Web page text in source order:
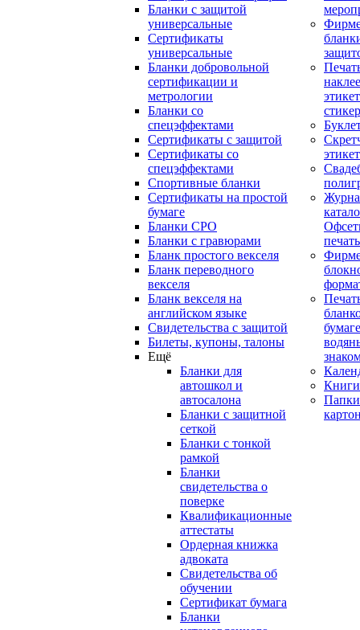
Бланки с защитой
универсальные
Сертификаты
универсальные
Бланки добровольной
сертификации и
метрологии
Бланки со
спецэффектами
Сертификаты с защитой
Сертификаты со
спецэффектами
Спортивные бланки
Cертификаты на простой
бумаге
Бланки СРО
Бланки с гравюрами
Бланк простого векселя
Бланк переводного
векселя
Бланк векселя на
английском языке
Свидетельства с защитой
Билеты, купоны, талоны
Ещё
Бланки для
автошкол и
автосалона
Бланки с защитной
сеткой
Бланки с тонкой
рамкой
Бланки
свидетельства о
поверке
Квалификационные
аттестаты
Ордерная книжка
адвоката
Свидетельства об
обучении
Сертификат бумага
Бланки
печать
Книги
Папки